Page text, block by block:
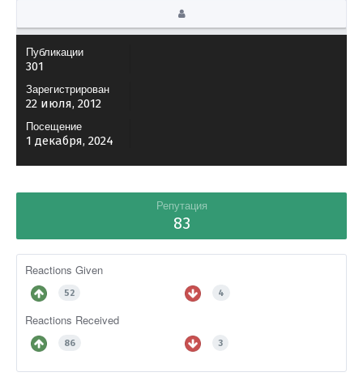
Публикации
301
Зарегистрирован
22 июля, 2012
Посещение
1 декабря, 2024
Репутация
83
Reactions Given
52 4
Reactions Received
86 3